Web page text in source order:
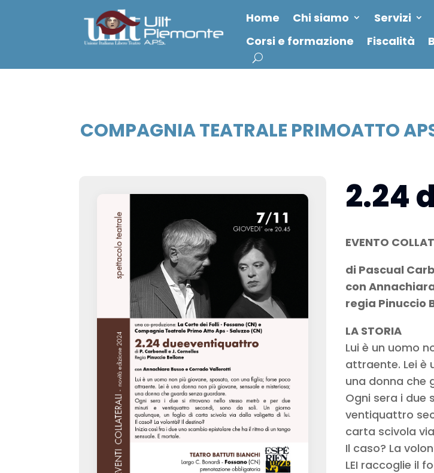
Home Chi siamo Servizi
Corsi e formazione
Fiscalità
COMPAGNIA TEATRALE PRIMOATTO
2.24
EVENTO
di Pascual
con
regia Pinuccio
LA STORIA
Lui è un uomo
attraente. Lei è
una donna che
Ogni sera i due
ventiquattro
carta scivola
Il caso? La
LEI raccoglie il